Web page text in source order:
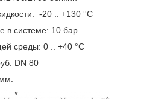
-20 .. +130 °C
в системе: 10 бар.
среды: 0 .. +40 °C
DN 80